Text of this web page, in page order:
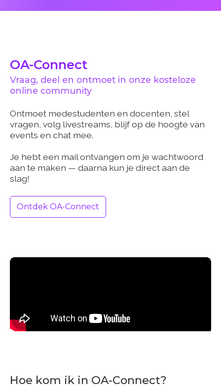
OA-Connect
Vraag, deel en ontmoet in onze kosteloze
online community
Ontmoet medestudenten en docenten, stel
vragen, volg livestreams, blijf op de hoogte van
events en chat mee.
Je hebt een mail ontvangen om je wachtwoord
aan te maken — daarna kun je direct aan de
slag!
Ontdek OA-Connect
Hoe kom ik in OA-Connect?